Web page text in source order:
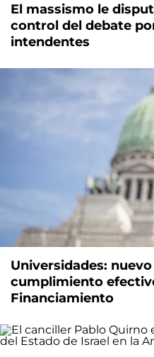
El massismo le
control del debate
intendentes
Universidades:
cumplimiento
Financiamiento